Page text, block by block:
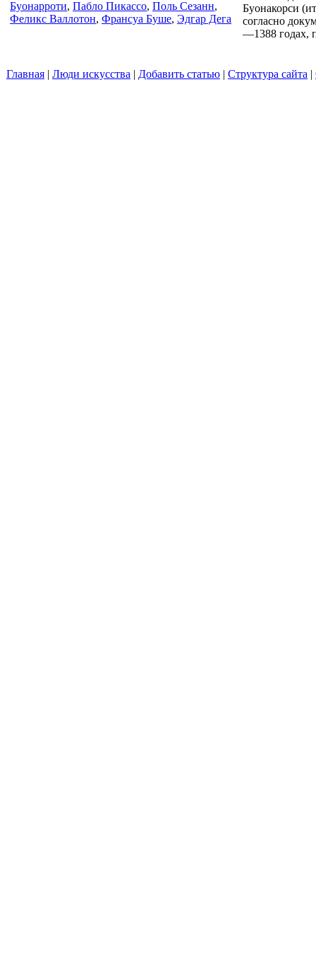
Буонарроти, Пабло Пикассо, Поль Сезанн,
Феликс Валлотон, Франсуа Буше, Эдгар Дега
Буонакорси
согласно
—1388 годах,
Главная | Люди искусства | Добавить статью | Структура сайта |